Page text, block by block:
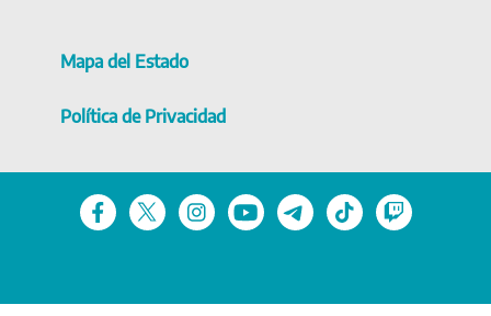
Mapa del Estado
Política de Privacidad